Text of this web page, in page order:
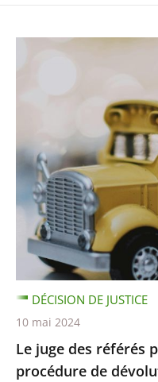
Le juge des référés
procédure de
DÉCISION DE JUSTICE
10 mai 2024